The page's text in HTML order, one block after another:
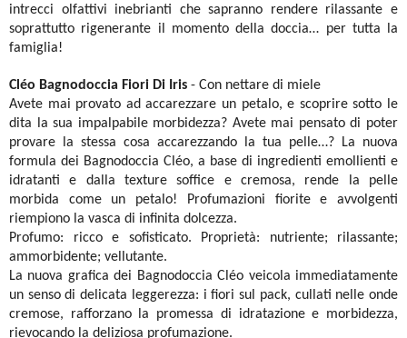
intrecci olfattivi inebrianti che sapranno rendere rilassante e
soprattutto rigenerante il momento della doccia… per tutta la
famiglia!
Cléo Bagnodoccia Fiori Di Iris - Con nettare di miele
Avete mai provato ad accarezzare un petalo, e scoprire sotto le
dita la sua impalpabile morbidezza? Avete mai pensato di poter
provare la stessa cosa accarezzando la tua pelle…? La nuova
formula dei Bagnodoccia Cléo, a base di ingredienti emollienti e
idratanti e dalla texture soffice e cremosa, rende la pelle
morbida come un petalo! Profumazioni fiorite e avvolgenti
riempiono la vasca di infinita dolcezza.
Profumo: ricco e sofisticato. Proprietà: nutriente; rilassante;
ammorbidente; vellutante.
La nuova grafica dei Bagnodoccia Cléo veicola immediatamente
un senso di delicata leggerezza: i fiori sul pack, cullati nelle onde
cremose, rafforzano la promessa di idratazione e morbidezza,
rievocando la deliziosa profumazione.